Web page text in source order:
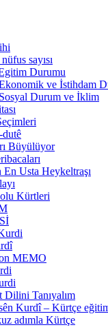
sayısı
Durumu
ve İstihdam
Durum ve İklim
Büyülüyor
En Usta Heykeltraşı
Kürtleri
MEMO
Dilini Tanıyalım
Kurdî – Kürtçe
adımla Kürtçe